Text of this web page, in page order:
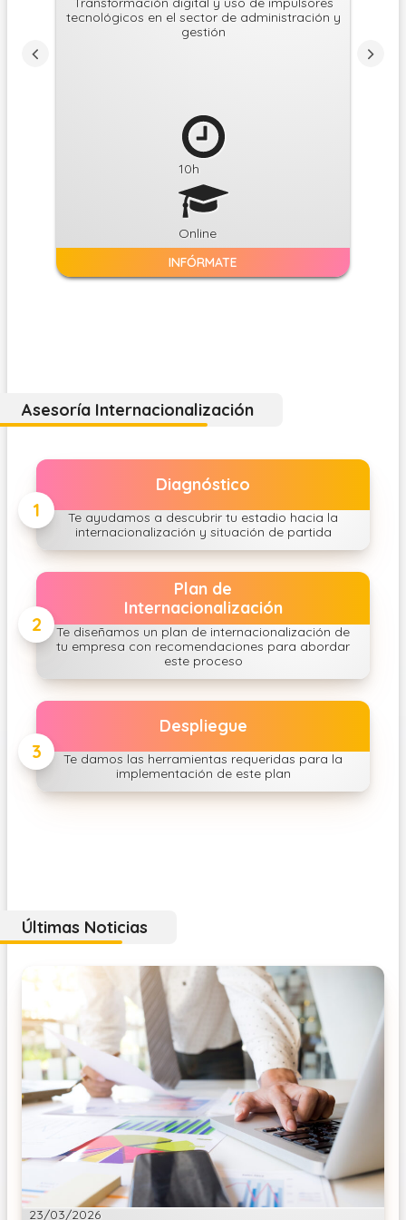
tecnológicos en el sector de administración y
gestión
10h
Online
INFÓRMATE
Asesoría Internacionalización
Diagnóstico
1
Te ayudamos a descubrir tu estadio hacia la
internacionalización y situación de partida
Plan de
Internacionalización
2
Te diseñamos un plan de internacionalización de
tu empresa con recomendaciones para abordar
este proceso
Despliegue
3
Te damos las herramientas requeridas para la
implementación de este plan
Últimas Noticias
23/03/2026